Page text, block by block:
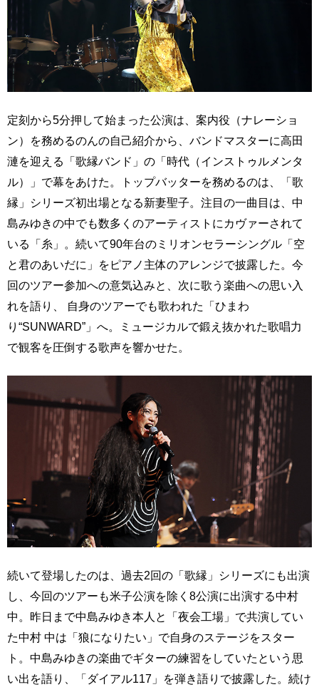
定刻から5分押して始まった公演は、案内役（ナレーショ
ン）を務めるのんの自己紹介から、バンドマスターに高田
漣を迎える「歌縁バンド」の「時代（インストゥルメンタ
ル）」で幕をあけた。トップバッターを務めるのは、「歌
縁」シリーズ初出場となる新妻聖子。注目の一曲目は、中
島みゆきの中でも数多くのアーティストにカヴァーされて
いる「糸」。続いて90年台のミリオンセラーシングル「空
と君のあいだに」をピアノ主体のアレンジで披露した。今
回のツアー参加への意気込みと、次に歌う楽曲への思い入
れを語り、 自身のツアーでも歌われた「ひまわ
り“SUNWARD”」へ。ミュージカルで鍛え抜かれた歌唱力
で観客を圧倒する歌声を響かせた。
続いて登場したのは、過去2回の「歌縁」シリーズにも出演
し、今回のツアーも米子公演を除く8公演に出演する中村
中。昨日まで中島みゆき本人と「夜会工場」で共演してい
た中村 中は「狼になりたい」で自身のステージをスター
ト。中島みゆきの楽曲でギターの練習をしていたという思
い出を語り、「ダイアル117」を弾き語りで披露した。続け